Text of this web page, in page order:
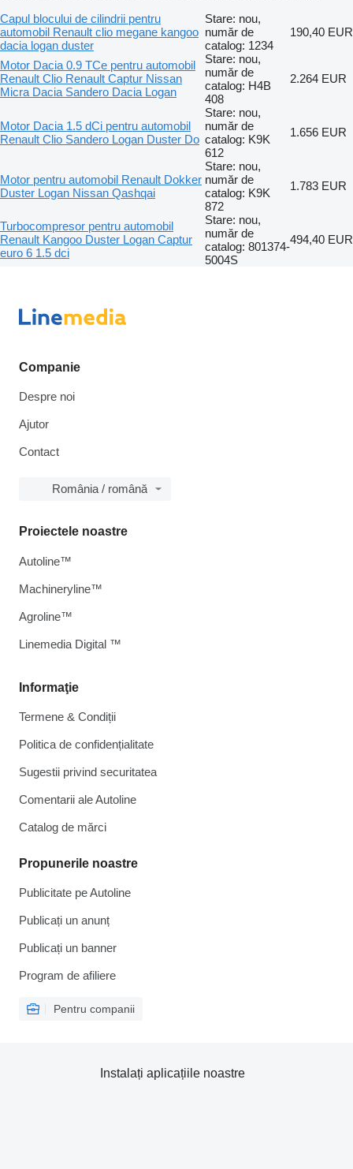
Capul blocului de cilindrii pentru
automobil Renault clio megane kangoo
dacia logan duster
Stare: nou,
număr de
catalog: 1234
190,40 EUR
Motor Dacia 0.9 TCe pentru automobil
Renault Clio Renault Captur Nissan
Micra Dacia Sandero Dacia Logan
Stare: nou,
număr de
catalog: H4B
408
2.264 EUR
Motor Dacia 1.5 dCi pentru automobil
Renault Clio Sandero Logan Duster Do
Stare: nou,
număr de
catalog: K9K
612
1.656 EUR
Motor pentru automobil Renault Dokker
Duster Logan Nissan Qashqai
Stare: nou,
număr de
catalog: K9K
872
1.783 EUR
Turbocompresor pentru automobil
Renault Kangoo Duster Logan Captur
euro 6 1.5 dci
Stare: nou,
număr de
catalog: 801374-
5004S
494,40 EUR
Companie
Despre noi
Ajutor
Contact
România / română
Informaţie
Termene & Condiții
Politica de confidențialitate
Sugestii privind securitatea
Comentarii ale Autoline
Catalog de mărcі
Propunerile noastre
Publicitate pe Autoline
Publicați un anunț
Publicați un banner
Program de afiliere
Pentru companii
Proiectele noastre
Autoline™
Machineryline™
Agroline™
Linemedia Digital ™
Instalați aplicațiile noastre